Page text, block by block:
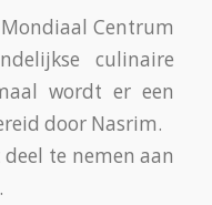
Centrum
culinaire
wordt er een
door Nasrim.
te nemen aan